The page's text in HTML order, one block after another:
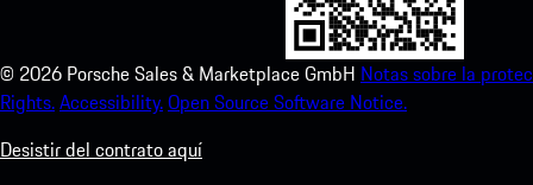
© 2026 Porsche Sales & Marketplace GmbH Notas sobre la
Rights.Accessibility.Open Source Software Notice.
Desistir del contrato aquí